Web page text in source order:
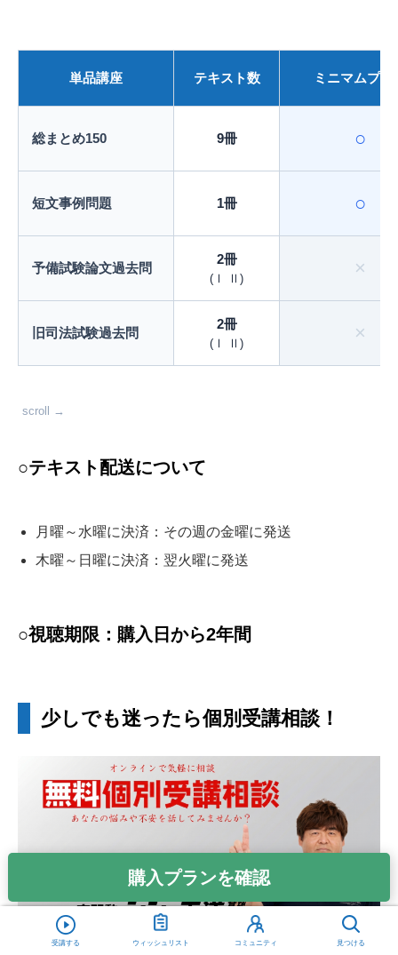
受講する ウィッシュリスト コミュニティ 見つける
単品講座 テキスト数 ミニマムプラ
総まとめ150 9冊 ○
短文事例問題 1冊 ○
予備試験論文過去問
2冊
(Ⅰ Ⅱ) ×
旧司法試験過去問
2冊
(Ⅰ Ⅱ) ×
scroll →
○テキスト配送について
月曜～水曜に決済：その週の金曜に発送
木曜～日曜に決済：翌火曜に発送
○視聴期限：購入日から2年間
少しでも迷ったら個別受講相談！
購入プランを確認